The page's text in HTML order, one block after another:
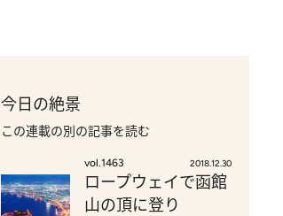
今日の絶景
この連載の別の記事を読む
vol.1463 2018.12.30
ロープウェイで函館
山の頂に登り